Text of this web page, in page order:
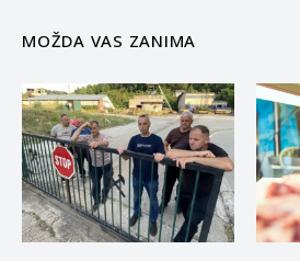
MOŽDA VAS ZANIMA